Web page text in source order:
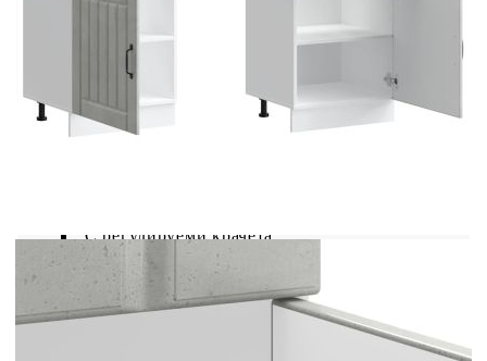
Размери на чекмеджетата: 50 x 46 x 16 см
Размери на шкафа: 50 x 46 x 54 см (Ш x Д x
Максимален капацитет на теглото: 60 кг
С регулируеми крачета
Работният плот не е включен в доставката
Необходим е монтаж